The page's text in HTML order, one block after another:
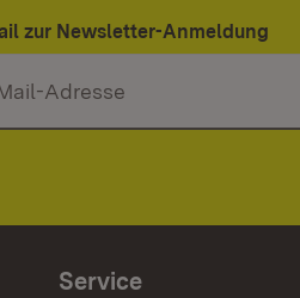
zur Newsletter-Anmeldung
Service